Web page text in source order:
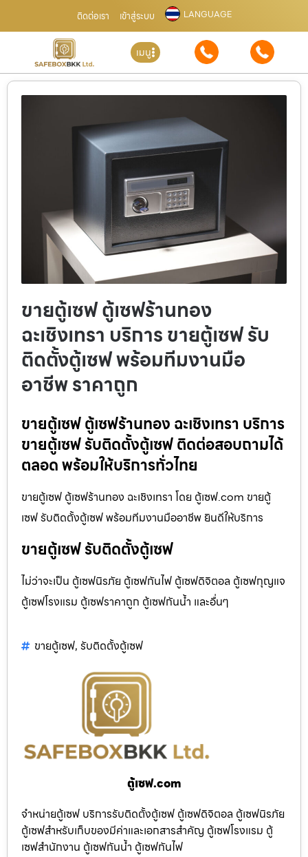
ติดต่อเรา เข้าสู่ระบบ LANGUAGE
เมนู
ขายตู้เซฟ ตู้เซฟร้านทอง
ฉะเชิงเทรา บริการ ขายตู้เซฟ รับ
ติดตั้งตู้เซฟ พร้อมทีมงานมือ
อาชีพ ราคาถูก
ขายตู้เซฟ ตู้เซฟร้านทอง ฉะเชิงเทรา บริการ
ขายตู้เซฟ รับติดตั้งตู้เซฟ ติดต่อสอบถามได้
ตลอด พร้อมให้บริการทั่วไทย
ขายตู้เซฟ ตู้เซฟร้านทอง ฉะเชิงเทรา โดย ตู้เซฟ.com ขายตู้
เซฟ รับติดตั้งตู้เซฟ พร้อมทีมงานมืออาชีพ ยินดีให้บริการ
ขายตู้เซฟ รับติดตั้งตู้เซฟ
ไม่ว่าจะเป็น ตู้เซฟนิรภัย ตู้เซฟกันไฟ ตู้เซฟดิจิตอล ตู้เซฟกุญแจ
ตู้เซฟโรงแรม ตู้เซฟราคาถูก ตู้เซฟกันน้ำ และอื่นๆ
ขายตู้เซฟ, รับติดตั้งตู้เซฟ
ตู้เซฟ.com
จำหน่ายตู้เซฟ บริการรับติดตั้งตู้เซฟ ตู้เซฟดิจิตอล ตู้เซฟนิรภัย
ตู้เซฟสำหรับเก็บของมีค่าและเอกสารสำคัญ ตู้เซฟโรงแรม ตู้
เซฟสำนักงาน ตู้เซฟกันน้ำ ตู้เซฟกันไฟ